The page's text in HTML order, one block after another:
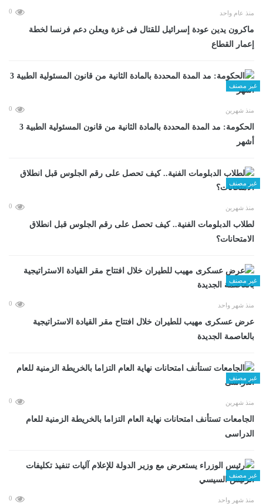
منذ عام واحد 0
ماكرون يدين عودة إسرائيل للقتال فى غزة ويعلن دعم فرنسا لخطة
إعمار القطاع
غير مصنف
منذ شهرين 0
الحكومة: مد المدة المحددة بالمادة الثانية من قانون المسئولية الطبية 3
أشهر
غير مصنف
منذ شهرين 0
لطلاب الدبلومات الفنية.. كيف تحصل على رقم الجلوس قبل انطلاق
الامتحانات؟
غير مصنف
منذ شهر واحد 0
عرض عسكرى مهيب للطيران خلال افتتاح مقر القيادة الاستراتيجية
بالعاصمة الجديدة
غير مصنف
منذ شهرين 0
الجامعات تستأنف امتحانات نهاية العام التزاما بالخريطة الزمنية للعام
الدراسى
غير مصنف
منذ شهر واحد 0